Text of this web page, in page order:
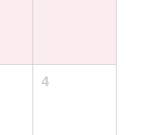
4